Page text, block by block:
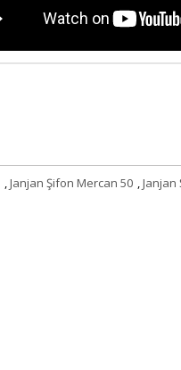
,Janjan Şifon Mercan 50 ,Janjan